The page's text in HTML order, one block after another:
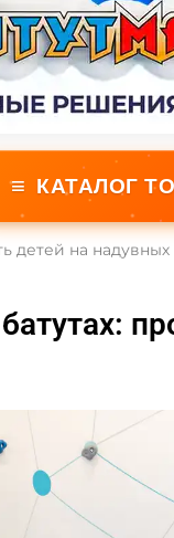
≡ КАТАЛОГ
детей на